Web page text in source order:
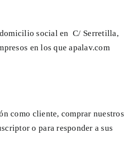
domicilio social en C/ Serretilla,
en los que apalav.com
como cliente, comprar nuestros
o para responder a sus